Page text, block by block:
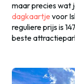
maar precies wat
dagkaartje voor
reguliere prijs is
beste